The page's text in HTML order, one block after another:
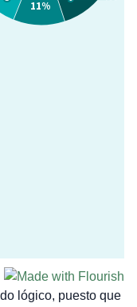
lógico, puesto que